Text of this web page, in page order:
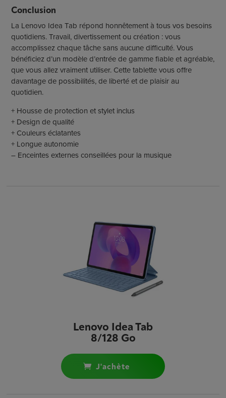
Conclusion
La Lenovo Idea Tab répond honnêtement à tous vos besoins
quotidiens. Travail, divertissement ou création : vous
accomplissez chaque tâche sans aucune difficulté. Vous
bénéficiez d’un modèle d’entrée de gamme fiable et agréable,
que vous allez vraiment utiliser. Cette tablette vous offre
davantage de possibilités, de liberté et de plaisir au
quotidien.
+ Housse de protection et stylet inclus
+ Design de qualité
+ Couleurs éclatantes
+ Longue autonomie
– Enceintes externes conseillées pour la musique
Lenovo Idea Tab
8/128 Go
j'achète